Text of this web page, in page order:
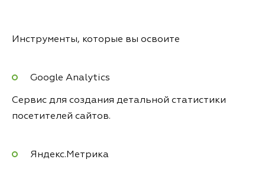
Инструменты, которые вы освоите
Google Analytics
Сервис для создания детальной статистики
посетителей сайтов.
Яндекс.Метрика